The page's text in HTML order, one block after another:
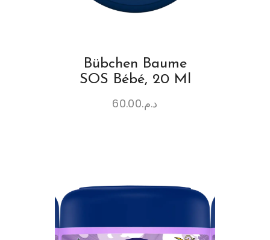
Bübchen Baume
SOS Bébé, 20 Ml
د.م.60.00